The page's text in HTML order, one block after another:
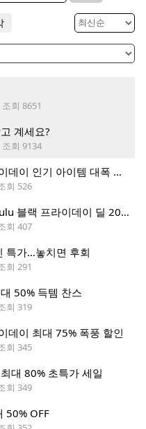
조회 8651
계세요?
조회 9134
지금이 기회! 룰루레몬 블랙프라이데이 인기 아이템 대폭 할인
회 526
1년 동안 월 $4.99!!! Disney+, Hulu 블랙 프라이데이 딜 2025
회 407
특가…놓치면 후회
회 291
50% 득템 찬스
회 319
데이 최대 75% 폭풍 할인
회 345
대 80% 초특가 세일
회 349
50% OFF